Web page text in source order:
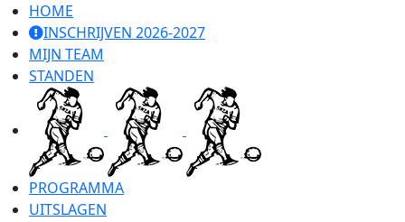
Ga
naar
inhoud
HOME
INSCHRIJVEN 2026-2027
MIJN TEAM
STANDEN
PROGRAMMA
UITSLAGEN